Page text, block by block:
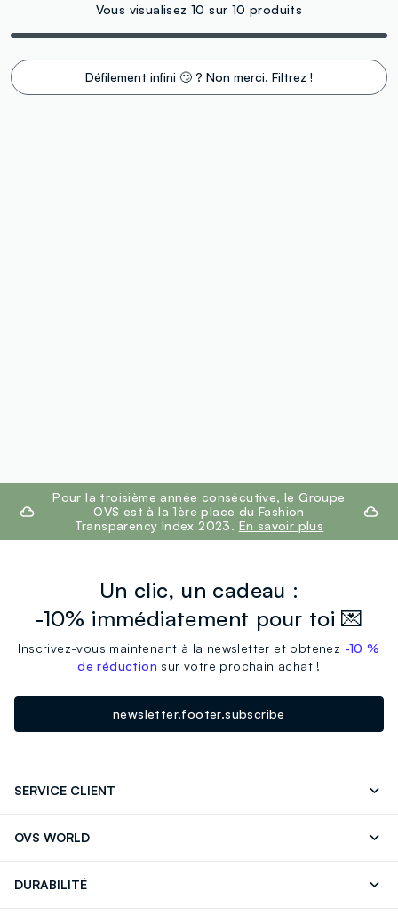
Vous visualisez 10 sur 10 produits
Défilement infini 🙄 ? Non merci. Filtrez !
footer.ariatitlePour la troisième année consécutive, le Groupe
OVS est à la 1ère place du Fashion
Transparency Index 2023. En savoir plus
Un clic, un cadeau :
-10% immédiatement pour toi 💌
Inscrivez-vous maintenant à la newsletter et obtenez -10 %
de réduction sur votre prochain achat !
newsletter.footer.subscribe
SERVICE CLIENT
OVS WORLD
DURABILITÉ